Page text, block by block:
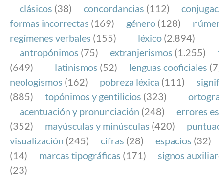
FundéuRAE es una fundación patrocinada por la
y la Real Academia Española, cuyo objetivo es
el buen uso del español en los medios de
Internet.
clásicos (38) concordancias (112)
formas incorrectas (169) género (128)
regímenes verbales (155) léxico (2.894)
antropónimos (75) extranjerismos (1.255)
(649)
latinismos (52) lenguas cooficiales
neologismos (162) pobreza léxica (111)
(885)
topónimos y gentilicios (323)
acentuación y pronunciación (248)
errores
(352)
mayúsculas y minúsculas (420)
visualización (245) cifras (28) espacios (32)
(14)
marcas tipográficas (171)
signos
(23)